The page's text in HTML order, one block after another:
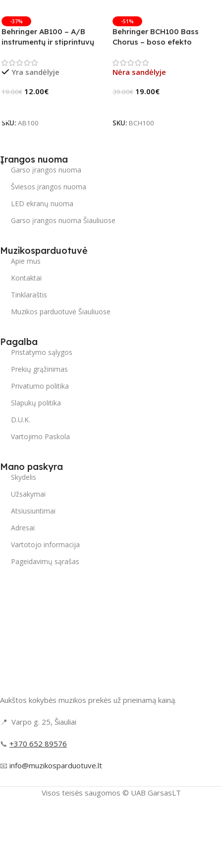
-37%
Behringer AB100 – A/B
instrumentų ir stiprintuvų
Yra sandėlyje
19.00€ 12.00€
SKU: AB100
-51%
Behringer BCH100 Bass
Chorus – boso efekto
Nėra sandėlyje
39.00€ 19.00€
SKU: BCH100
Įrangos nuoma
Garso įrangos nuoma
Šviesos įrangos nuoma
LED ekranų nuoma
Garso įrangos nuoma Šiauliuose
Muzikosparduotuvė
Apie mus
Kontaktai
Tinklaraštis
Muzikos parduotuvė Šiauliuose
Pagalba
Pristatymo sąlygos
Prekių grąžinimas
Privatumo politika
Slapukų politika
D.U.K.
Vartojimo Paskola
Mano paskyra
Skydelis
Užsakymai
Atsiusiuntimai
Adresai
Vartotojo informacija
Pageidavimų sąrašas
Aukštos kokybės muzikos prekės už prieinamą kainą.
📍 Varpo g. 25, Šiauliai
📞 +370 652 89576
📧 info@muzikosparduotuve.lt
Visos teisės saugomos ©️ UAB GarsasLT